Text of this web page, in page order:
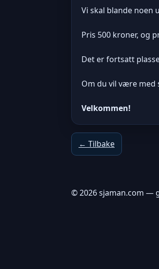
Vi skal blande noen
Pris 500 kroner, og
Det er fortsatt
Om du vil være med
Velkommen!
← Tilbake
© 2026 sjaman.com —